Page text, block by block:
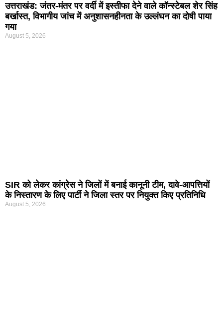
उत्तराखंड: जंतर-मंतर पर वर्दी में इस्तीफा देने वाले कॉन्स्टेबल शेर सिंह
बर्खास्त, विभागीय जांच में अनुशासनहीनता के उल्लंघन का दोषी पाया
गया
August 5, 2026
SIR को लेकर कांग्रेस ने जिलों में बनाई कानूनी टीम, दावे-आपत्तियों
के निस्तारण के लिए पार्टी ने जिला स्तर पर नियुक्त किए प्रतिनिधि
August 5, 2026